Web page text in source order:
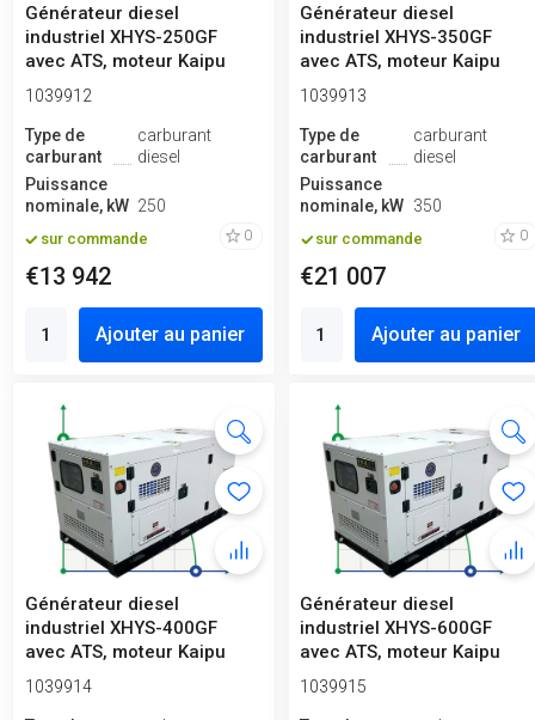
Générateur diesel
industriel XHYS-250GF
avec ATS, moteur Kaipu
250kVA, 250kW,...
1039912
Type de
carburant
carburant
diesel
Puissance
nominale, kW 250
sur commande 0
€13 942
Ajouter au panier
Générateur diesel
industriel XHYS-350GF
avec ATS, moteur Kaipu
400kVA, 350kW,...
1039913
Type de
carburant
carburant
diesel
Puissance
nominale, kW 350
sur commande 0
€21 007
Ajouter au panier
Générateur diesel
industriel XHYS-400GF
avec ATS, moteur Kaipu
450kVA, 400kW,...
1039914
Générateur diesel
industriel XHYS-600GF
avec ATS, moteur Kaipu
700kVA, 600kW,...
1039915